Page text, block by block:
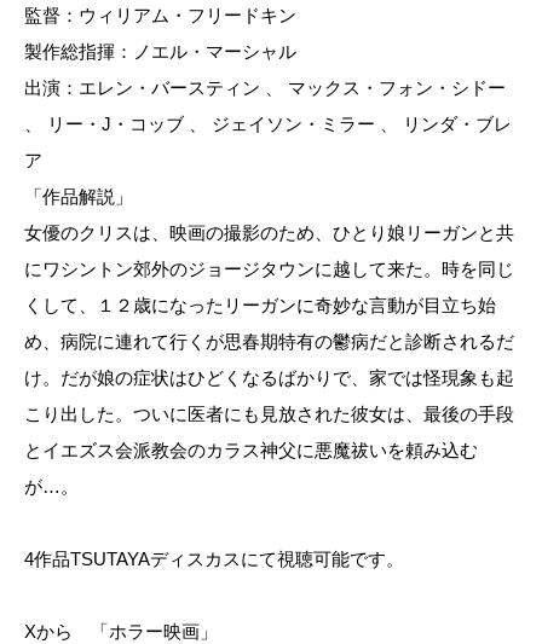
監督：ウィリアム・フリードキン
製作総指揮：ノエル・マーシャル
出演：エレン・バースティン 、 マックス・フォン・シドー
、 リー・J・コッブ 、 ジェイソン・ミラー 、 リンダ・ブレ
ア
「作品解説」
女優のクリスは、映画の撮影のため、ひとり娘リーガンと共
にワシントン郊外のジョージタウンに越して来た。時を同じ
くして、１２歳になったリーガンに奇妙な言動が目立ち始
め、病院に連れて行くが思春期特有の鬱病だと診断されるだ
け。だが娘の症状はひどくなるばかりで、家では怪現象も起
こり出した。ついに医者にも見放された彼女は、最後の手段
とイエズス会派教会のカラス神父に悪魔祓いを頼み込む
が…。
4作品TSUTAYAディスカスにて視聴可能です。
Xから 「ホラー映画」